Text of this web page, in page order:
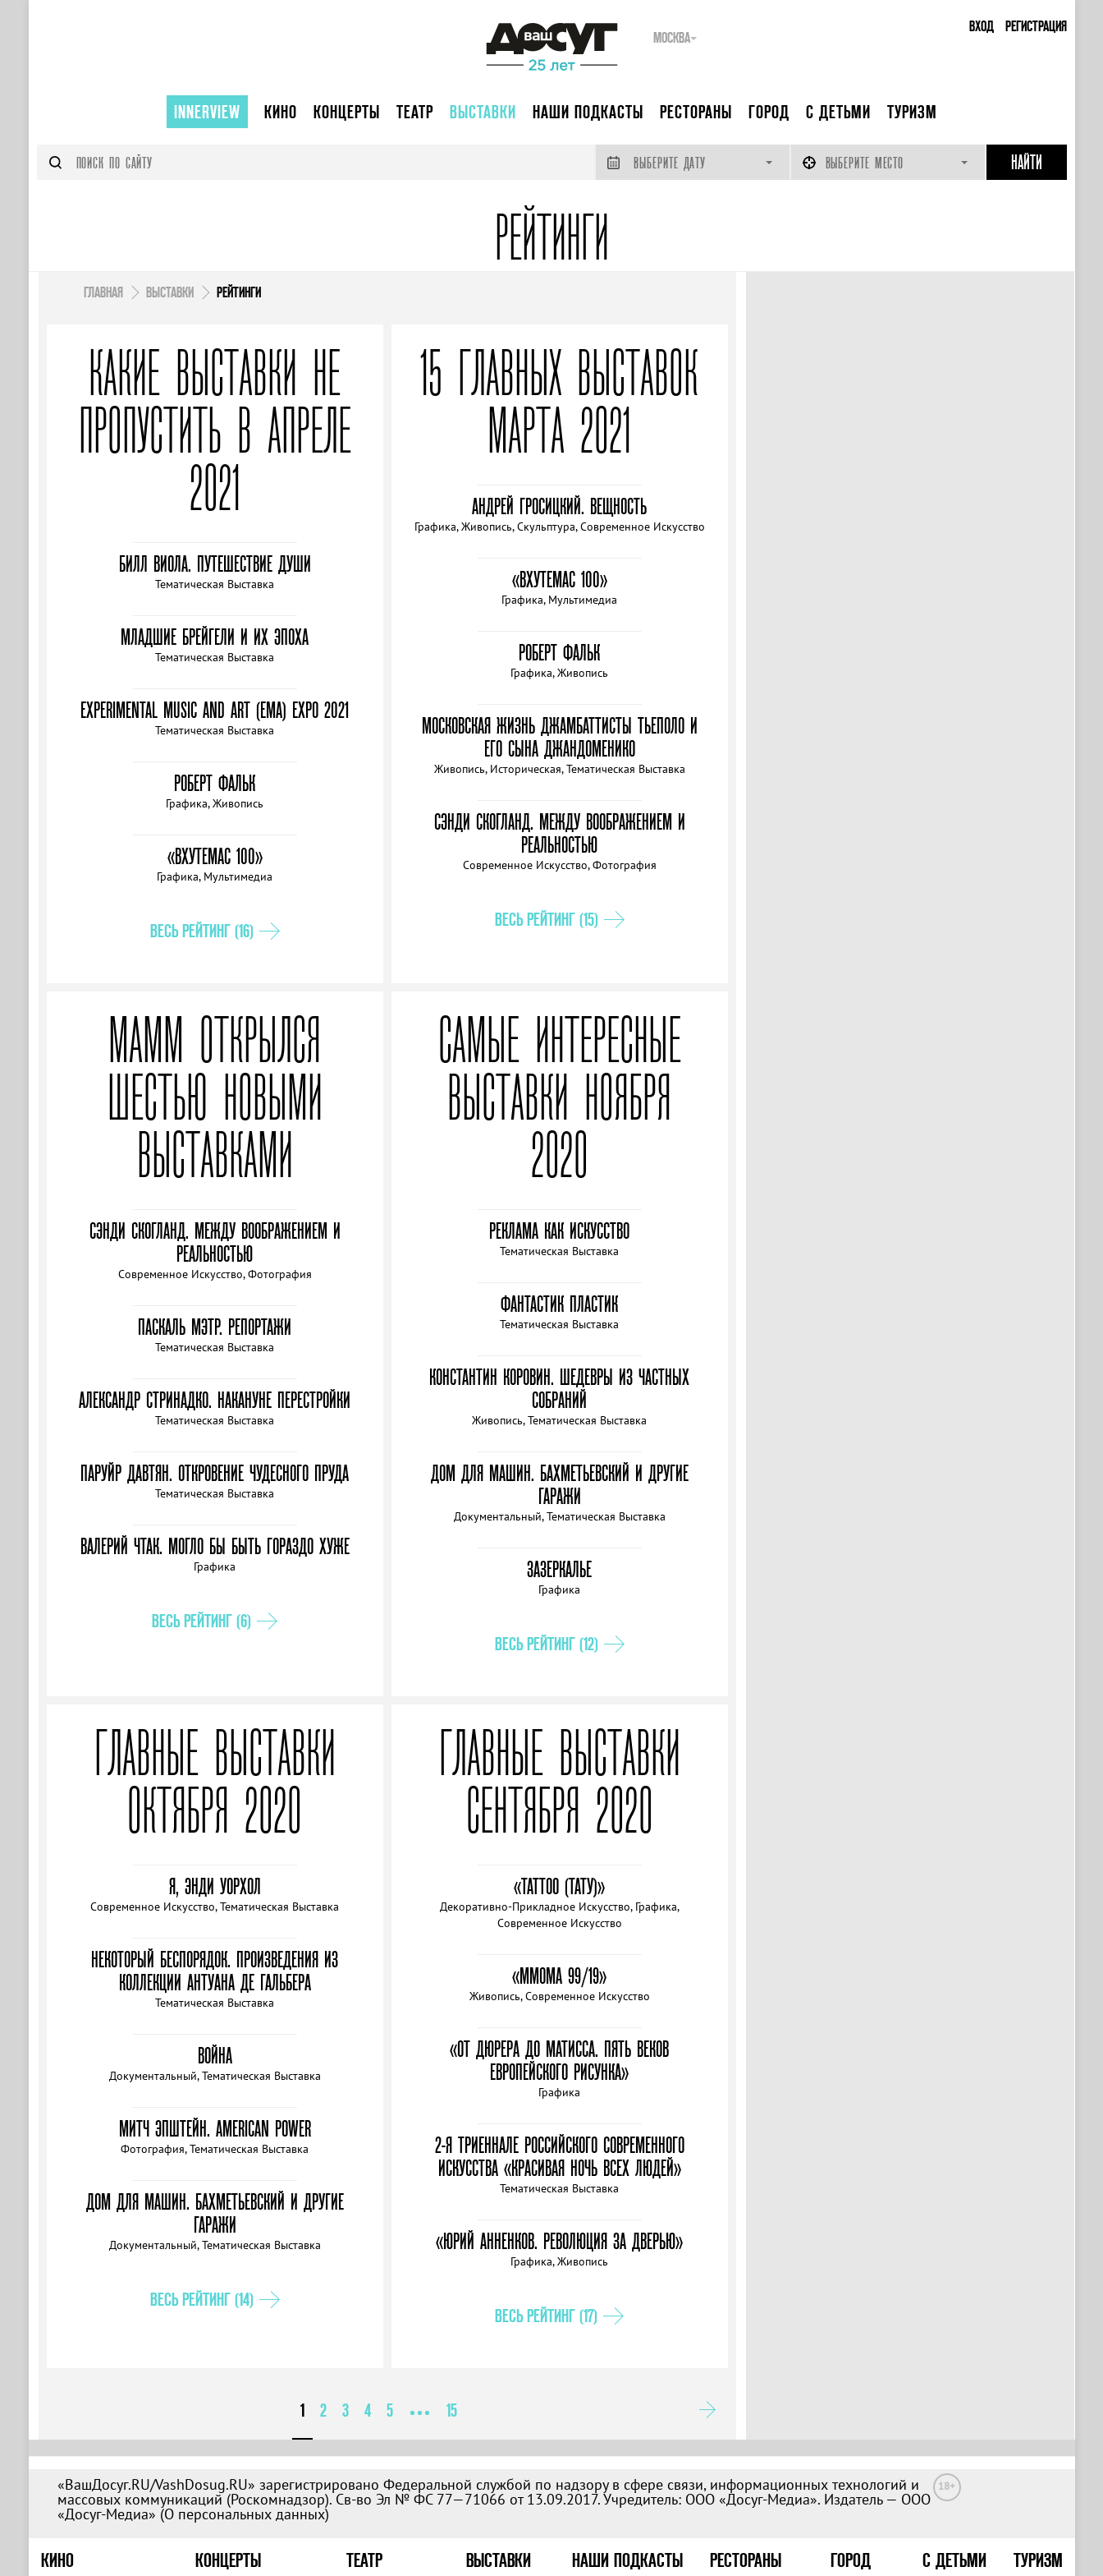
ВХОД РЕГИСТРАЦИЯ
МОСКВА
INNERVIEW КИНО КОНЦЕРТЫ ТЕАТР ВЫСТАВКИ НАШИ ПОДКАСТЫ РЕСТОРАНЫ ГОРОД С ДЕТЬМИ ТУРИЗМ
ВЫБЕРИТЕ ДАТУ ВЫБЕРИТЕ МЕСТО
РЕЙТИНГИ
ГЛАВНАЯ ВЫСТАВКИ РЕЙТИНГИ
КАКИЕ ВЫСТАВКИ НЕ
ПРОПУСТИТЬ В АПРЕЛЕ
2021
БИЛЛ ВИОЛА. ПУТЕШЕСТВИЕ ДУШИ
Тематическая Выставка
МЛАДШИЕ БРЕЙГЕЛИ И ИХ ЭПОХА
Тематическая Выставка
EXPERIMENTAL MUSIC AND ART (EMA) EXPO 2021
Тематическая Выставка
РОБЕРТ ФАЛЬК
Графика, Живопись
«ВХУТЕМАС 100»
Графика, Мультимедиа
ВЕСЬ РЕЙТИНГ (16)
15 ГЛАВНЫХ ВЫСТАВОК
МАРТА 2021
АНДРЕЙ ГРОСИЦКИЙ. ВЕЩНОСТЬ
Графика, Живопись, Скульптура, Современное Искусство
«ВХУТЕМАС 100»
Графика, Мультимедиа
РОБЕРТ ФАЛЬК
Графика, Живопись
МОСКОВСКАЯ ЖИЗНЬ ДЖАМБАТТИСТЫ ТЬЕПОЛО И
ЕГО СЫНА ДЖАНДОМЕНИКО
Живопись, Историческая, Тематическая Выставка
СЭНДИ СКОГЛАНД. МЕЖДУ ВООБРАЖЕНИЕМ И
РЕАЛЬНОСТЬЮ
Современное Искусство, Фотография
ВЕСЬ РЕЙТИНГ (15)
МАММ ОТКРЫЛСЯ
ШЕСТЬЮ НОВЫМИ
ВЫСТАВКАМИ
СЭНДИ СКОГЛАНД. МЕЖДУ ВООБРАЖЕНИЕМ И
РЕАЛЬНОСТЬЮ
Современное Искусство, Фотография
ПАСКАЛЬ МЭТР. РЕПОРТАЖИ
Тематическая Выставка
АЛЕКСАНДР СТРИНАДКО. НАКАНУНЕ ПЕРЕСТРОЙКИ
Тематическая Выставка
ПАРУЙР ДАВТЯН. ОТКРОВЕНИЕ ЧУДЕСНОГО ПРУДА
Тематическая Выставка
ВАЛЕРИЙ ЧТАК. МОГЛО БЫ БЫТЬ ГОРАЗДО ХУЖЕ
Графика
ВЕСЬ РЕЙТИНГ (6)
САМЫЕ ИНТЕРЕСНЫЕ
ВЫСТАВКИ НОЯБРЯ
2020
РЕКЛАМА КАК ИСКУССТВО
Тематическая Выставка
ФАНТАСТИК ПЛАСТИК
Тематическая Выставка
КОНСТАНТИН КОРОВИН. ШЕДЕВРЫ ИЗ ЧАСТНЫХ
СОБРАНИЙ
Живопись, Тематическая Выставка
ДОМ ДЛЯ МАШИН. БАХМЕТЬЕВСКИЙ И ДРУГИЕ
ГАРАЖИ
Документальный, Тематическая Выставка
ЗАЗЕРКАЛЬЕ
Графика
ВЕСЬ РЕЙТИНГ (12)
ГЛАВНЫЕ ВЫСТАВКИ
ОКТЯБРЯ 2020
Я, ЭНДИ УОРХОЛ
Современное Искусство, Тематическая Выставка
НЕКОТОРЫЙ БЕСПОРЯДОК. ПРОИЗВЕДЕНИЯ ИЗ
КОЛЛЕКЦИИ АНТУАНА ДЕ ГАЛЬБЕРА
Тематическая Выставка
ВОЙНА
Документальный, Тематическая Выставка
МИТЧ ЭПШТЕЙН. AMERICAN POWER
Фотография, Тематическая Выставка
ДОМ ДЛЯ МАШИН. БАХМЕТЬЕВСКИЙ И ДРУГИЕ
ГАРАЖИ
Документальный, Тематическая Выставка
ВЕСЬ РЕЙТИНГ (14)
ГЛАВНЫЕ ВЫСТАВКИ
СЕНТЯБРЯ 2020
«TATTOO (ТАТУ)»
Декоративно-Прикладное Искусство, Графика,
Современное Искусство
«MMOMA 99/19»
Живопись, Современное Искусство
«ОТ ДЮРЕРА ДО МАТИССА. ПЯТЬ ВЕКОВ
ЕВРОПЕЙСКОГО РИСУНКА»
Графика
2-Я ТРИЕННАЛЕ РОССИЙСКОГО СОВРЕМЕННОГО
ИСКУССТВА «КРАСИВАЯ НОЧЬ ВСЕХ ЛЮДЕЙ»
Тематическая Выставка
«ЮРИЙ АННЕНКОВ. РЕВОЛЮЦИЯ ЗА ДВЕРЬЮ»
Графика, Живопись
ВЕСЬ РЕЙТИНГ (17)
1 2 3 4 5 15
«ВашДосуг.RU/VashDosug.RU» зарегистрировано Федеральной службой по надзору в сфере связи, информационных технологий и
массовых коммуникаций (Роскомнадзор). Св-во Эл № ФС 77—71066 от 13.09.2017. Учредитель: ООО «Досуг-Медиа». Издатель — ООО
«Досуг-Медиа» (О персональных данных)
18+
КИНО КОНЦЕРТЫ ТЕАТР ВЫСТАВКИ НАШИ ПОДКАСТЫ РЕСТОРАНЫ ГОРОД С ДЕТЬМИ ТУРИЗМ